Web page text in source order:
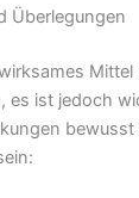
Überlegungen
Mittel
es ist jedoch
bewusst